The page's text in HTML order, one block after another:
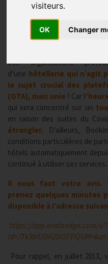
visiteurs.
OK Changer
Actualités
16/07/2020
Chers hôteliers, Chers collègues,
Vos organisations
d’une hôtellerie qui n’agit
le sujet crucial des
(OTA), mais unie ! Car
qui sera concentré sur un
en raison des suites du
étrangler. D’ailleurs,
conditions particulières de
hôtels automatiquement
continué à utiliser ses services.
Il nous faut votre avis.
prenez quelques minutes
disponible à l’adresse
https://app.evalandgo.com/s/?
Pour rappel, en juillet 2013,